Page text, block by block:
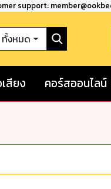
support:
ทั้งหมด
สียง คอร์สออนไลน์